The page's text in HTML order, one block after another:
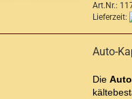
Art.Nr.:
Lieferzeit:
Auto-
Die